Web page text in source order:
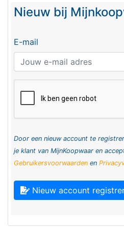
Nieuw bij
E-mail
Door een nieuw account te
je klant van MijnKoopwaar en
Gebruikersvoorwaarden en
Nieuw account